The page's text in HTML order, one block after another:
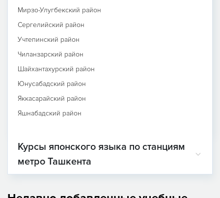
Мирзо-Улугбекский район
Сергелийский район
Учтепинский район
Чиланзарский район
Шайхантахурский район
Юнусабадский район
Яккасарайский район
Яшнабадский район
Курсы японского языка по станциям
метро Ташкента